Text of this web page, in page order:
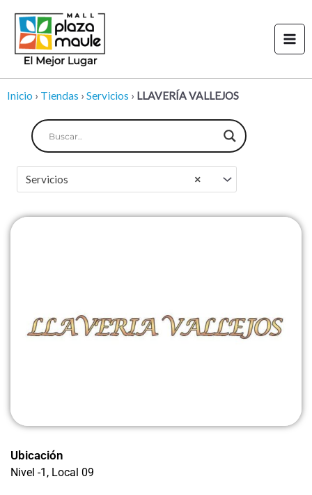
contenido
Inicio › Tiendas › Servicios › LLAVERÍA VALLEJOS
×
Servicios
Ubicación
Nivel -1 , Local 09